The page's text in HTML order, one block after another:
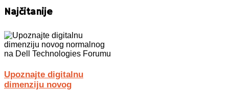
Najčitanije
Upoznajte digitalnu
dimenziju novog